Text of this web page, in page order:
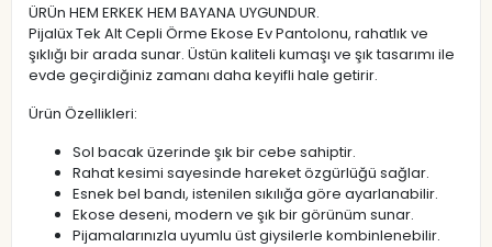
ÜRÜn HEM ERKEK HEM BAYANA UYGUNDUR.
Pijalüx Tek Alt Cepli Örme Ekose Ev Pantolonu, rahatlık ve
şıklığı bir arada sunar. Üstün kaliteli kumaşı ve şık tasarımı ile
evde geçirdiğiniz zamanı daha keyifli hale getirir.
Ürün Özellikleri:
Sol bacak üzerinde şık bir cebe sahiptir.
Rahat kesimi sayesinde hareket özgürlüğü sağlar.
Esnek bel bandı, istenilen sıkılığa göre ayarlanabilir.
Ekose deseni, modern ve şık bir görünüm sunar.
Pijamalarınızla uyumlu üst giysilerle kombinlenebilir.